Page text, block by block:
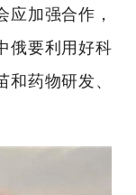
加强合作，
俄要利用好科
药物研发、